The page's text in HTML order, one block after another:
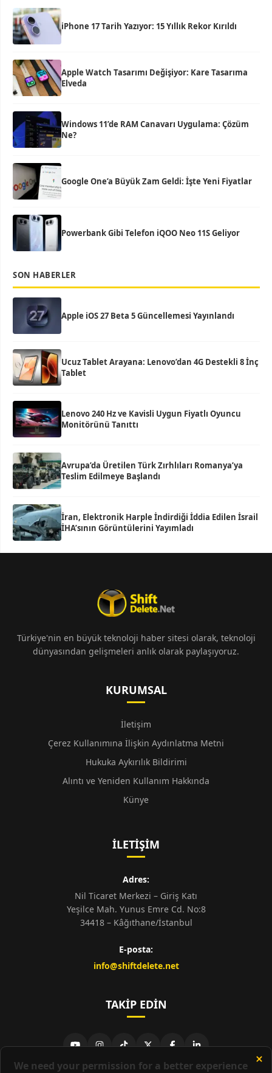
iPhone 17 Tarih Yazıyor: 15 Yıllık Rekor Kırıldı
Apple Watch Tasarımı Değişiyor: Kare Tasarıma
Elveda
Windows 11’de RAM Canavarı Uygulama: Çözüm
Ne?
Google One’a Büyük Zam Geldi: İşte Yeni Fiyatlar
Powerbank Gibi Telefon iQOO Neo 11S Geliyor
SON HABERLER
Apple iOS 27 Beta 5 Güncellemesi Yayınlandı
Ucuz Tablet Arayana: Lenovo’dan 4G Destekli 8 İnç
Tablet
Lenovo 240 Hz ve Kavisli Uygun Fiyatlı Oyuncu
Monitörünü Tanıttı
Avrupa’da Üretilen Türk Zırhlıları Romanya’ya
Teslim Edilmeye Başlandı
İran, Elektronik Harple İndirdiği İddia Edilen İsrail
İHA’sının Görüntülerini Yayımladı
Türkiye'nin en büyük teknoloji haber sitesi olarak, teknoloji
dünyasından gelişmeleri anlık olarak paylaşıyoruz.
KURUMSAL
İletişim
Çerez Kullanımına İlişkin Aydınlatma Metni
Hukuka Aykırılık Bildirimi
Alıntı ve Yeniden Kullanım Hakkında
Künye
İLETIŞIM
Adres:
Nil Ticaret Merkezi – Giriş Katı
Yeşilce Mah. Yunus Emre Cd. No:8
34418 – Kâğıthane/İstanbul
E-posta:
info@shiftdelete.net
TAKIP EDIN